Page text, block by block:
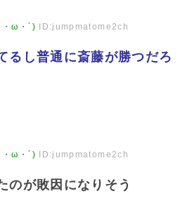
・ω・´) ID:jumpmatome2ch
るし普通に斎藤が勝つだろ
・ω・´) ID:jumpmatome2ch
のが敗因になりそう